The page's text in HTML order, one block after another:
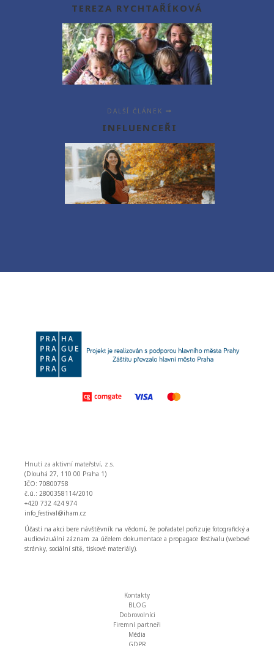
TEREZA RYCHTAŘÍKOVÁ
DALŠÍ ČLÁNEK
INFLUENCEŘI
Hnutí za aktivní mateřství, z.s.
(Dlouhá 27, 110 00 Praha 1)
IČO: 70800758
č.ú.: 2800358114/2010
+420 732 424 974
info_festival@iham.cz
Účastí na akci bere návštěvník na vědomí, že pořadatel pořizuje fotografický a
audiovizuální záznam za účelem dokumentace a propagace festivalu (webové
stránky, sociální sítě, tiskové materiály).
Kontakty
BLOG
Dobrovolníci
Firemní partneři
Média
GDPR